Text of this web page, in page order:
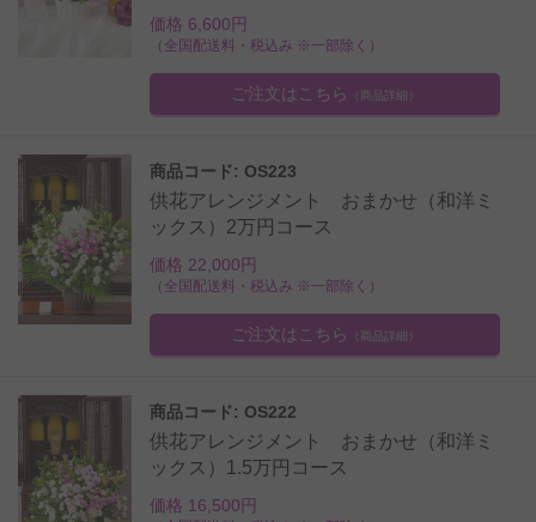
価格 6,600円
（全国配送料・税込み ※一部除く）
ご注文はこちら （商品詳細）
商品コード: OS223
供花アレンジメント おまかせ（和洋ミ
ックス）2万円コース
価格 22,000円
（全国配送料・税込み ※一部除く）
ご注文はこちら （商品詳細）
商品コード: OS222
供花アレンジメント おまかせ（和洋ミ
ックス）1.5万円コース
価格 16,500円